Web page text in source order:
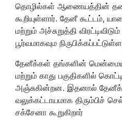
தொழில்கள் ஆணையத்தின்
கூறியுள்ளார். தேனீ கூட்டம்,
மற்றும் அச்சுறுத்தி
பூர்வமாகவும
தேனீக்கள் தங்களின்
மற்றும் காது பகுதிகளில்
அஞ்சுகின்றன. இதனால்
வலுக்கட்டாயமாக திரும்பிச்
சக்சேனா கூறுகிறார்